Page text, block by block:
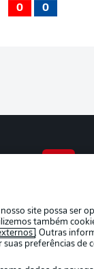
0 0
site possa ser
também
. Outras
preferências de